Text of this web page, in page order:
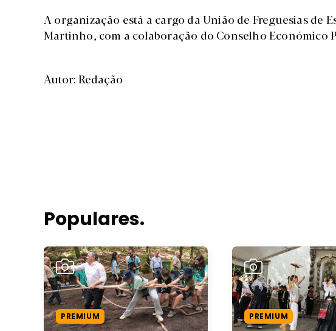
A organização está a cargo da União de Freguesias de
Martinho, com a colaboração do Conselho Económico
Autor: Redação
Populares.
PREMIUM PREMIUM